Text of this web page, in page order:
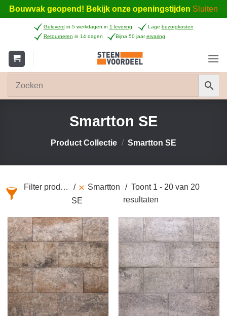
Bouwvak geopend! Bekijk onze openingstijden Sluiten
inhoud
Geleverd in 5 werkdagen in 1 levering Lage bezorgkosten
Retourneren in 14 dagen Bijna 50 jaarervaring
Smartton SE
Product Collectie / Smartton SE
Filter producten
Smartton
SE
Toont 1 - 20 van 20
resultaten